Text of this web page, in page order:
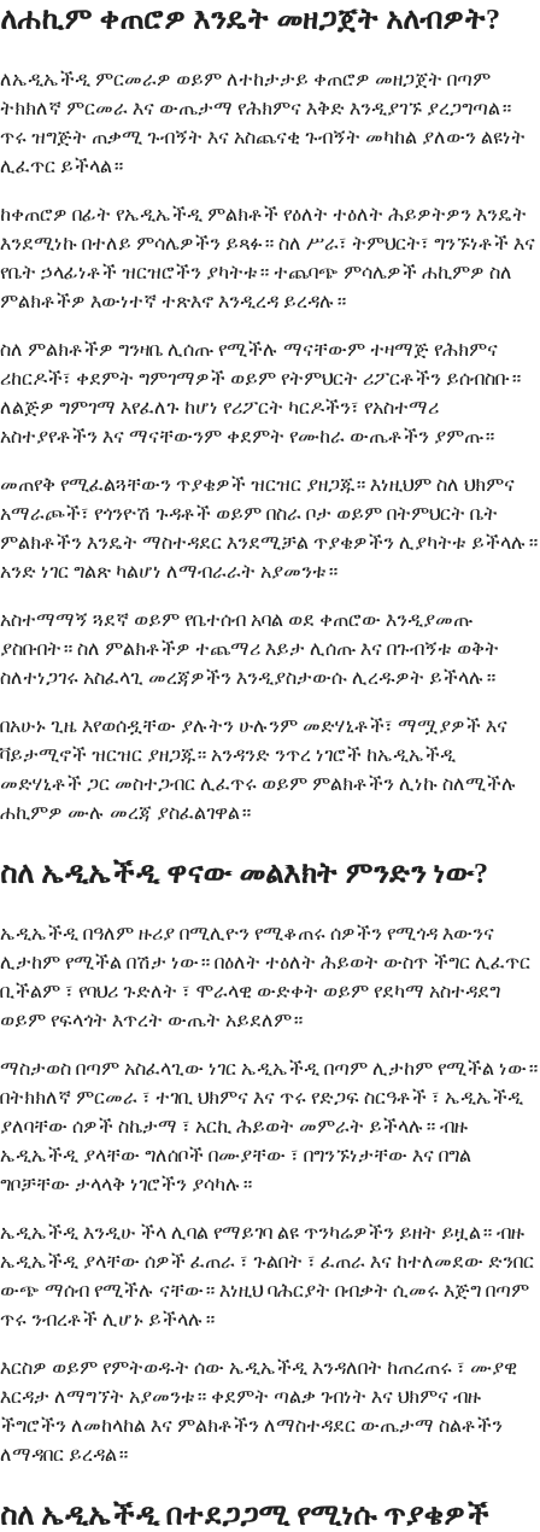
ለሐኪም ቀጠሮዎ እንዴት መዘጋጀት አለብዎት?
ለኤዲኤችዲ ምርመራዎ ወይም ለተከታታይ ቀጠሮዎ መዘጋጀት በጣም
ትክክለኛ ምርመራ እና ውጤታማ የሕክምና እቅድ እንዲያገኙ ያረጋግጣል።
ጥሩ ዝግጅት ጠቃሚ ጉብኝት እና አስጨናቂ ጉብኝት መካከል ያለውን ልዩነት
ሊፈጥር ይችላል።
ከቀጠሮዎ በፊት የኤዲኤችዲ ምልክቶች የዕለት ተዕለት ሕይዎትዎን እንዴት
እንደሚነኩ በተለይ ምሳሌዎችን ይጻፉ። ስለ ሥራ፣ ትምህርት፣ ግንኙነቶች እና
የቤት ኃላፊነቶች ዝርዝሮችን ያካትቱ። ተጨባጭ ምሳሌዎች ሐኪምዎ ስለ
ምልክቶችዎ እውነተኛ ተጽእኖ እንዲረዳ ይረዳሉ።
ስለ ምልክቶችዎ ግንዛቤ ሊሰጡ የሚችሉ ማናቸውም ተዛማጅ የሕክምና
ሪከርዶች፣ ቀደምት ግምገማዎች ወይም የትምህርት ሪፖርቶችን ይሰብስቡ።
ለልጅዎ ግምገማ እየፈለጉ ከሆነ የሪፖርት ካርዶችን፣ የአስተማሪ
አስተያየቶችን እና ማናቸውንም ቀደምት የሙከራ ውጤቶችን ያምጡ።
መጠየቅ የሚፈልጓቸውን ጥያቄዎች ዝርዝር ያዘጋጁ። እነዚህም ስለ ህክምና
አማራጮች፣ የጎንዮሽ ጉዳቶች ወይም በስራ ቦታ ወይም በትምህርት ቤት
ምልክቶችን እንዴት ማስተዳደር እንደሚቻል ጥያቄዎችን ሊያካትቱ ይችላሉ።
አንድ ነገር ግልጽ ካልሆነ ለማብራራት አያመንቱ።
አስተማማኝ ጓደኛ ወይም የቤተሰብ አባል ወደ ቀጠሮው እንዲያመጡ
ያስቡበት። ስለ ምልክቶችዎ ተጨማሪ እይታ ሊሰጡ እና በጉብኝቱ ወቅት
ስለተነጋገሩ አስፈላጊ መረጃዎችን እንዲያስታውሱ ሊረዱዎት ይችላሉ።
በአሁኑ ጊዜ እየወሰዷቸው ያሉትን ሁሉንም መድሃኒቶች፣ ማሟያዎች እና
ቫይታሚኖች ዝርዝር ያዘጋጁ። አንዳንድ ንጥረ ነገሮች ከኤዲኤችዲ
መድሃኒቶች ጋር መስተጋብር ሊፈጥሩ ወይም ምልክቶችን ሊነኩ ስለሚችሉ
ሐኪምዎ ሙሉ መረጃ ያስፈልገዋል።
ስለ ኤዲኤችዲ ዋናው መልእክት ምንድን ነው?
ኤዲኤችዲ በዓለም ዙሪያ በሚሊዮን የሚቆጠሩ ሰዎችን የሚጎዳ እውንና
ሊታከም የሚችል በሽታ ነው። በዕለት ተዕለት ሕይወት ውስጥ ችግር ሊፈጥር
ቢችልም ፣ የባህሪ ጉድለት ፣ ሞራላዊ ውድቀት ወይም የደካማ አስተዳደግ
ወይም የፍላጎት እጥረት ውጤት አይደለም።
ማስታወስ በጣም አስፈላጊው ነገር ኤዲኤችዲ በጣም ሊታከም የሚችል ነው።
በትክክለኛ ምርመራ ፣ ተገቢ ህክምና እና ጥሩ የድጋፍ ስርዓቶች ፣ ኤዲኤችዲ
ያለባቸው ሰዎች ስኬታማ ፣ አርኪ ሕይወት መምራት ይችላሉ። ብዙ
ኤዲኤችዲ ያላቸው ግለሰቦች በሙያቸው ፣ በግንኙነታቸው እና በግል
ግቦቻቸው ታላላቅ ነገሮችን ያሳካሉ።
ኤዲኤችዲ እንዲሁ ችላ ሊባል የማይገባ ልዩ ጥንካሬዎችን ይዘት ይዟል። ብዙ
ኤዲኤችዲ ያላቸው ሰዎች ፈጠራ ፣ ጉልበት ፣ ፈጠራ እና ከተለመደው ድንበር
ውጭ ማሰብ የሚችሉ ናቸው። እነዚህ ባሕርያት በብቃት ሲመሩ እጅግ በጣም
ጥሩ ንብረቶች ሊሆኑ ይችላሉ።
እርስዎ ወይም የምትወዱት ሰው ኤዲኤችዲ እንዳለበት ከጠረጠሩ ፣ ሙያዊ
እርዳታ ለማግኘት አያመንቱ። ቀደምት ጣልቃ ገብነት እና ህክምና ብዙ
ችግሮችን ለመከላከል እና ምልክቶችን ለማስተዳደር ውጤታማ ስልቶችን
ለማዳበር ይረዳል።
ስለ ኤዲኤችዲ በተደጋጋሚ የሚነሱ ጥያቄዎች